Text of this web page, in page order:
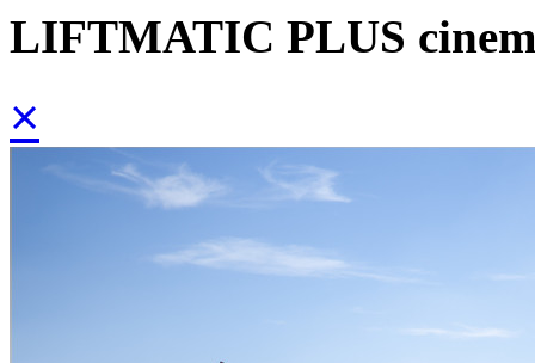
LIFTMATIC PLUS
×